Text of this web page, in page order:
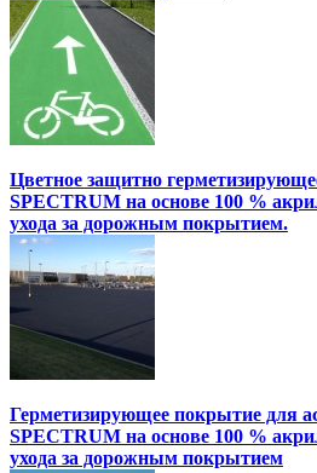
Цветное защитно
SPECTRUM на основе 100 %
ухода за дорожным покрытием.
Герметизирующее покрытие для
SPECTRUM на основе 100 %
ухода за дорожным покрытием